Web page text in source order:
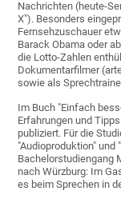
Nachrichten (heute-
X"). Besonders
Fernsehzuschauer
Barack Obama oder
die Lotto-Zahlen
Dokumentarfilmer
sowie als
Im Buch "Einfach
Erfahrungen und
publiziert. Für die
"Audioproduktion"
Bachelorstudiengang
nach Würzburg: Im
es beim Sprechen in